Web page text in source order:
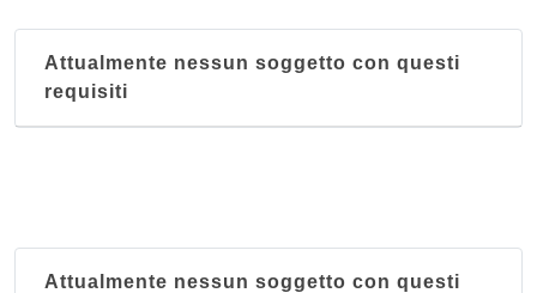
Attualmente nessun soggetto con questi
requisiti
Attualmente nessun soggetto con questi